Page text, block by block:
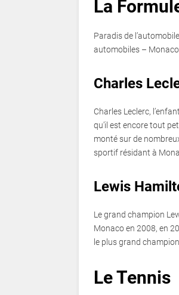
La
Paradis de
automobiles – Monaco
Charles
Charles Leclerc,
qu’il est encore tout
monté sur de
sportif résidant à
Lewis
Le grand champion
Monaco en 2008, en
le plus grand
Le Tennis